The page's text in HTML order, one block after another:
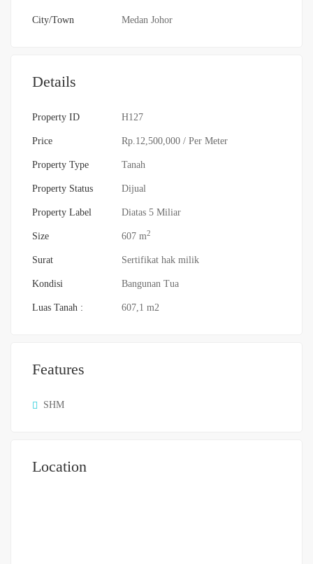
City/Town Medan Johor
Details
Property ID H127
Price Rp.12,500,000 / Per Meter
Property Type Tanah
Property Status Dijual
Property Label Diatas 5 Miliar
Size 607 m2
Surat Sertifikat hak milik
Kondisi Bangunan Tua
Luas Tanah : 607,1 m2
Features
SHM
Location